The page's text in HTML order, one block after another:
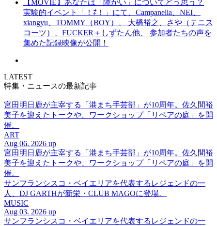
【MOVIE】あなたは「障がい」についてどう思う？
実験的イベント「！⇄！」にて、Campanella、NEI、
xiangyu、TOMMY（BOY）、 大橋裕之、さや（テニス
コーツ）、FUCKER＋しずたん他、 参加者たちの声を
集めた記録映像が公開！
LATEST
特集・ニュースの最新記事
宮田明日鹿が主宰する「港まち手芸部」が10周年。佐久間裕
美子を迎えたトークや、ワークショップ「リペアの庭」を開
催。
ART
Aug 06. 2026 up
宮田明日鹿が主宰する「港まち手芸部」が10周年。佐久間裕
美子を迎えたトークや、ワークショップ「リペアの庭」を開
催。
サンフランシスコ・ベイエリアを代表するレジェンドの一
人、DJ GARTHが新栄・CLUB MAGOに登場。
MUSIC
Aug 03. 2026 up
サンフランシスコ・ベイエリアを代表するレジェンドの一